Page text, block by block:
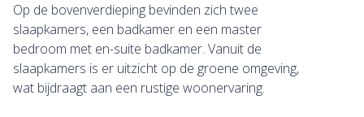
Op de bovenverdieping bevinden zich twee
slaapkamers, een badkamer en een master
bedroom met en-suite badkamer. Vanuit de
slaapkamers is er uitzicht op de groene omgeving,
wat bijdraagt aan een rustige woonervaring.